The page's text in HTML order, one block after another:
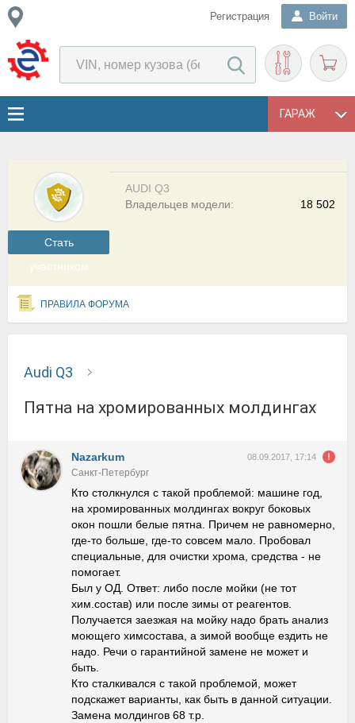
Регистрация Войти
ГАРАЖ
Cтать
участником
AUDI Q3
18 502
Владельцев модели:
ПРАВИЛА ФОРУМА
Audi Q3
Пятна на хромированных молдингах
Nazarkum 08.09.2017, 17:14
Санкт-Петербург
Кто столкнулся с такой проблемой: машине год,
на хромированных молдингах вокруг боковых
окон пошли белые пятна. Причем не равномерно,
где-то больше, где-то совсем мало. Пробовал
специальные, для очистки хрома, средства - не
помогает.
Был у ОД. Ответ: либо после мойки (не тот
хим.состав) или после зимы от реагентов.
Получается заезжая на мойку надо брать анализ
моющего химсостава, а зимой вообще ездить не
надо. Речи о гарантийной замене не может и
быть.
Кто сталкивался с такой проблемой, может
подскажет варианты, как быть в данной ситуации.
Замена молдингов 68 т.р.